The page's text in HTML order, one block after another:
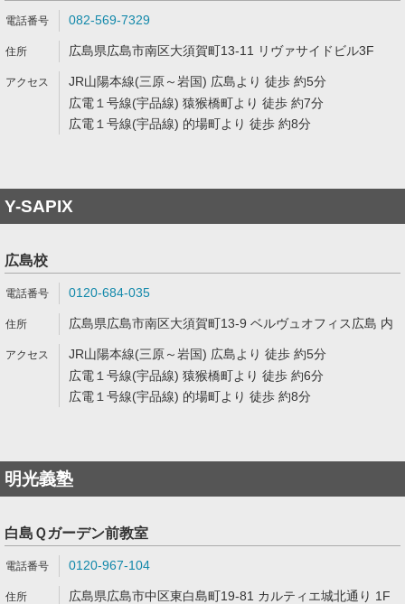
082-569-7329
広島県広島市南区大須賀町13-11 リヴァサイドビル3F
JR山陽本線(三原～岩国) 広島より 徒歩 約5分
広電１号線(宇品線) 猿猴橋町より 徒歩 約7分
広電１号線(宇品線) 的場町より 徒歩 約8分
Y-SAPIX
広島校
0120-684-035
広島県広島市南区大須賀町13-9 ベルヴュオフィス広島 内
JR山陽本線(三原～岩国) 広島より 徒歩 約5分
広電１号線(宇品線) 猿猴橋町より 徒歩 約6分
広電１号線(宇品線) 的場町より 徒歩 約8分
明光義塾
白島Ｑガーデン前教室
0120-967-104
広島県広島市中区東白島町19-81 カルティエ城北通り 1F